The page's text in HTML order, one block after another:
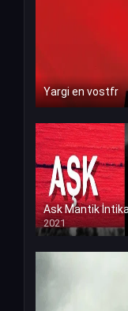
Yargi en vostfr
Ask Mantik
2021